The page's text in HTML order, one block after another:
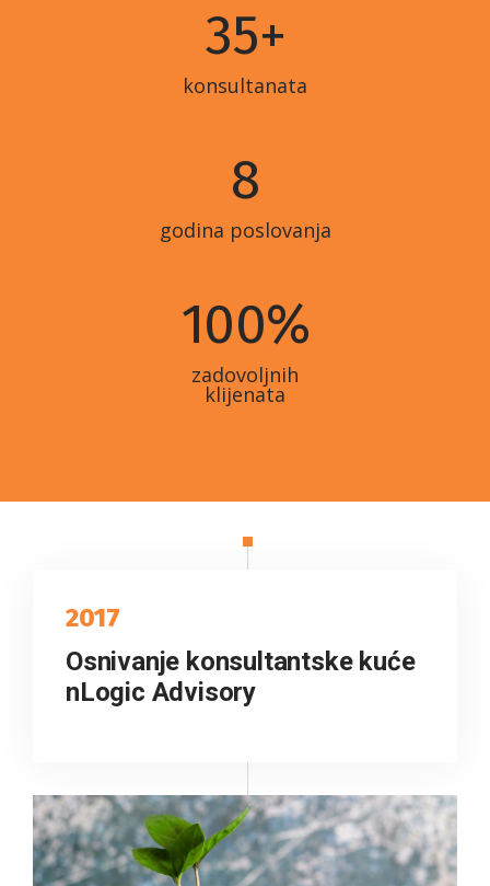
35+
konsultanata
8
godina poslovanja
100%
zadovoljnih
klijenata
2017
Osnivanje konsultantske kuće
nLogic Advisory